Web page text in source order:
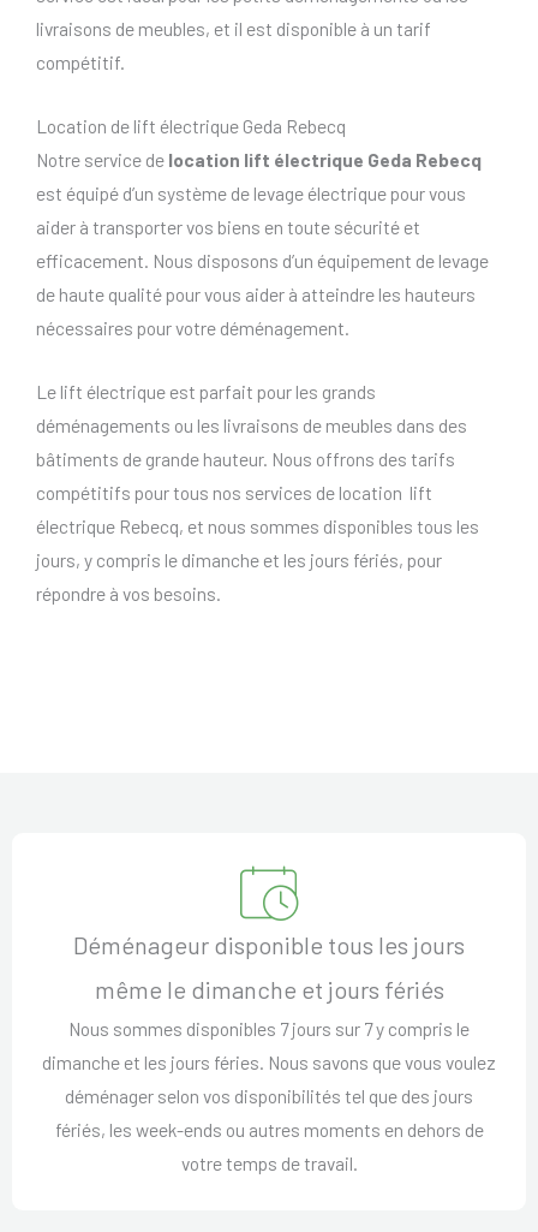
livraisons de meubles, et il est disponible à un tarif
compétitif.
Location de lift électrique Geda Rebecq
Notre service de location lift électrique Geda Rebecq
est équipé d’un système de levage électrique pour vous
aider à transporter vos biens en toute sécurité et
efficacement. Nous disposons d’un équipement de levage
de haute qualité pour vous aider à atteindre les hauteurs
nécessaires pour votre déménagement.
Le lift électrique est parfait pour les grands
déménagements ou les livraisons de meubles dans des
bâtiments de grande hauteur. Nous offrons des tarifs
compétitifs pour tous nos services de location lift
électrique Rebecq, et nous sommes disponibles tous les
jours, y compris le dimanche et les jours fériés, pour
répondre à vos besoins.
Déménageur disponible tous les jours
même le dimanche et jours fériés
Nous sommes disponibles 7 jours sur 7 y compris le
dimanche et les jours féries. Nous savons que vous voulez
déménager selon vos disponibilités tel que des jours
fériés, les week-ends ou autres moments en dehors de
votre temps de travail.